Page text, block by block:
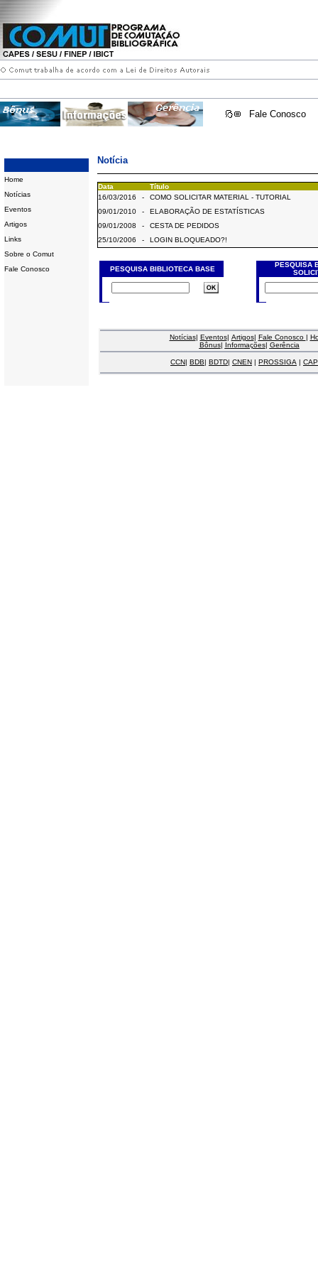
Fale Conosco
Home
Notícias
Eventos
Artigos
Links
Sobre o Comut
Fale Conosco
Notícia
Data
Título
16/03/2016
-
COMO SOLICITAR MATERIAL - TUTORIAL
09/01/2010
-
ELABORAÇÃO DE ESTATÍSTICAS
09/01/2008
-
CESTA DE PEDIDOS
25/10/2006
- LOGIN BLOQUEADO?!
PESQUISA BIBLIOTECA BASE
PESQUISA
Notícias| Eventos| Artigos| Fale Conosco |
Bônus| Informações| Gerência
CCN| BDB| BDTD| CNEN | PROSSIGA |